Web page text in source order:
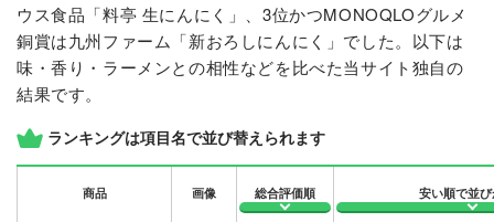
ウス食品「料亭 生にんにく」、3位かつMONOQLOグルメ
銅賞は九州ファーム「新おろしにんにく」でした。以下は
味・香り・ラーメンとの相性などを比べた当サイト独自の
結果です。
ランキングは項目名で並び替えられます
商品 画像 総合評価順 安い順で並